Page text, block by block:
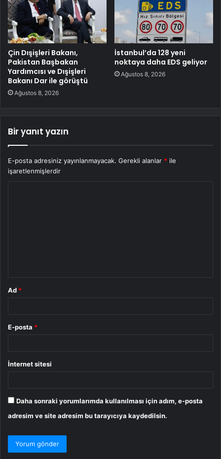
Çin Dışişleri Bakanı,
Pakistan Başbakan
Yardımcısı ve Dışişleri
Bakanı Dar ile görüştü
Ağustos 8, 2026
İstanbul’da 128 yeni
noktaya daha EDS geliyor
Ağustos 8, 2026
Bir yanıt yazın
E-posta adresiniz yayınlanmayacak. Gerekli alanlar * ile
işaretlenmişlerdir
Ad *
E-posta *
İnternet sitesi
Daha sonraki yorumlarımda kullanılması için adım, e-posta
adresim ve site adresim bu tarayıcıya kaydedilsin.